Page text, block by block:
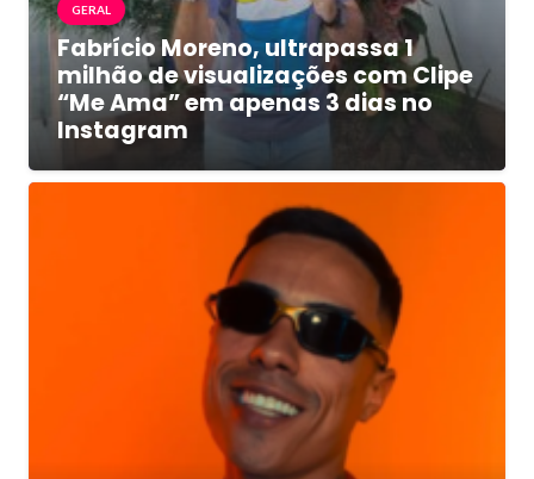
GERAL
Fabrício Moreno, ultrapassa 1
milhão de visualizações com Clipe
“Me Ama” em apenas 3 dias no
Instagram